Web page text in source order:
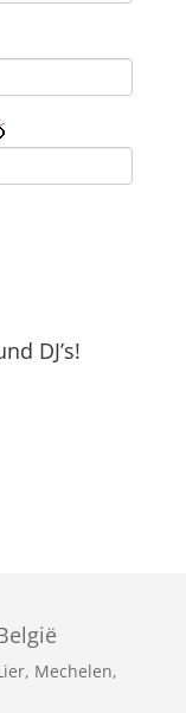
DJ’s!
, Mechelen,